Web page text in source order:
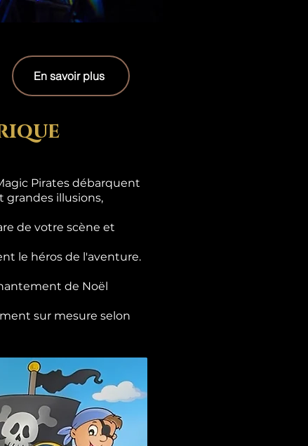
En savoir plus
Pirates débarquent
illusions,
de votre scène et
le héros de l'aventure.
de Noël
sur mesure selon